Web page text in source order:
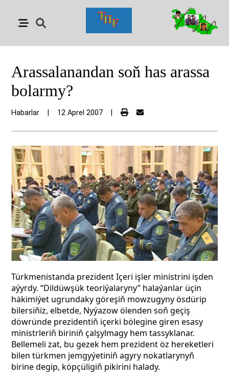
Arassalanandan soň has arassa
bolarmy?
Habarlar 12 Aprel 2007
Türkmenistanda prezident Içeri işler ministrini işden
aýyrdy. “Dildüwşük teoriýalaryny” halaýanlar üçin
häkimiýet ugrundaky göreşiň mowzugyny ösdürip
bilersiňiz, elbetde, Nyýazow ölenden soň geçiş
döwründe prezidentiň içerki bölegine giren esasy
ministrleriň biriniň çalşylmagy hem tassyklanar.
Bellemeli zat, bu gezek hem prezident öz hereketleri
bilen türkmen jemgyýetiniň agyry nokatlarynyň
birine degip, köpçüligiň pikirini halady.